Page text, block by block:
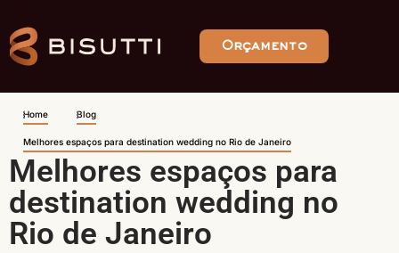
Orçamento
Home Blog
Melhores espaços para destination wedding no Rio de Janeiro
Melhores espaços para
destination wedding no
Rio de Janeiro